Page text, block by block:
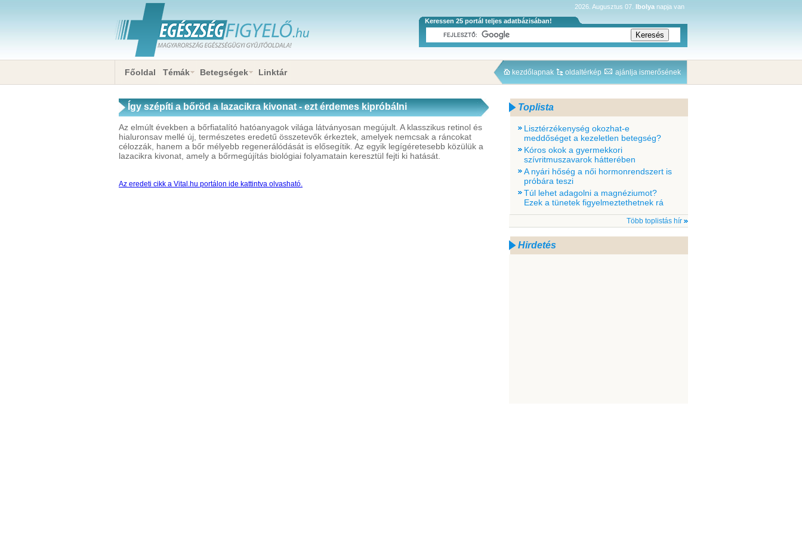
2026. Augusztus 07. Ibolya napja van
Keressen 25 portál teljes adatbázisában!
Főoldal Témák Betegségek Linktár kezdőlapnak oldaltérkép ajánlja ismerősének
Így szépíti a bőröd a lazacikra kivonat - ezt érdemes kipróbálni
Az elmúlt években a bőrfiatalító hatóanyagok világa látványosan megújult. A klasszikus retinol és
hialuronsav mellé új, természetes eredetű összetevők érkeztek, amelyek nemcsak a ráncokat
célozzák, hanem a bőr mélyebb regenerálódását is elősegítik. Az egyik legígéretesebb közülük a
lazacikra kivonat, amely a bőrmegújítás biológiai folyamatain keresztül fejti ki hatását.
Az eredeti cikk a Vital.hu portálon ide kattintva olvasható.
Toplista
Lisztérzékenység okozhat-e
meddőséget a kezeletlen betegség?
Kóros okok a gyermekkori
szívritmuszavarok hátterében
A nyári hőség a női hormonrendszert is
próbára teszi
Túl lehet adagolni a magnéziumot?
Ezek a tünetek figyelmeztethetnek rá
Több toplistás hír
Hirdetés